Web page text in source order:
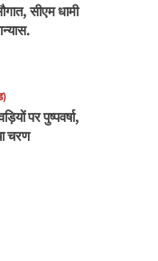
सीएम धामी
पर पुष्पवर्षा,
चरण